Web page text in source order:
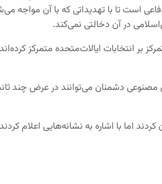
تا با تهدیداتی که با آن مواجه
در آن دخالتی نمی‌کند.
بر انتخابات ایالات‌متحده متمرکز
دشمنان می‌توانند در عرض چند
اما با اشاره به نشانه‌هایی اعلام